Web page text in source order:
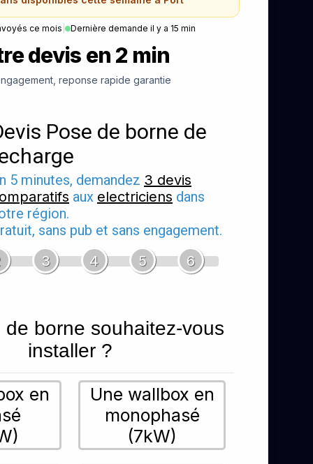
ce mois Dernière demande il y a 15 min
devis en 2 min
reponse rapide garantie
Pose de borne de
5 minutes, demandez 3 devis
aux electriciens dans
région.
sans pub et sans engagement.
3 4 5 6
de borne souhaitez-vous
installer ?
en
Une wallbox en
monophasé
(7kW)